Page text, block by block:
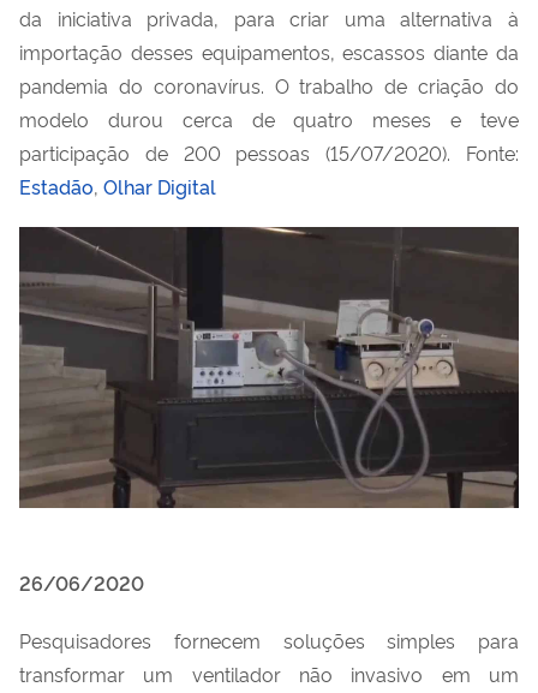
da iniciativa privada, para criar uma alternativa à
importação desses equipamentos, escassos diante da
pandemia do coronavírus. O trabalho de criação do
modelo durou cerca de quatro meses e teve
participação de 200 pessoas (15/07/2020). Fonte:
Estadão, Olhar Digital
26/06/2020
Pesquisadores fornecem soluções simples para
transformar um ventilador não invasivo em um